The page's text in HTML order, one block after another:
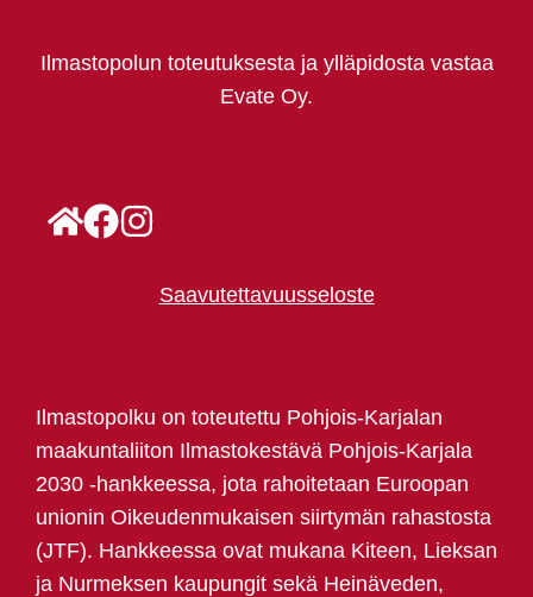
Ilmastopolun toteutuksesta ja ylläpidosta vastaa
Evate Oy.
Saavutettavuusseloste
Ilmastopolku on toteutettu Pohjois-Karjalan
maakuntaliiton Ilmastokestävä Pohjois-Karjala
2030 -hankkeessa, jota rahoitetaan Euroopan
unionin Oikeudenmukaisen siirtymän rahastosta
(JTF). Hankkeessa ovat mukana Kiteen, Lieksan
ja Nurmeksen kaupungit sekä Heinäveden,